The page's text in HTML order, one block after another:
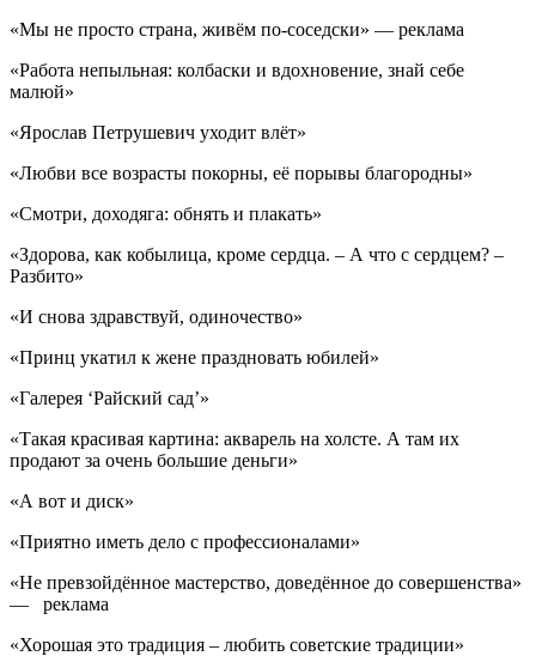
«Мы не просто страна, живём по-соседски» — реклама
«Работа непыльная: колбаски и вдохновение, знай себе
малюй»
«Ярослав Петрушевич уходит влёт»
«Любви все возрасты покорны, её порывы благородны»
«Смотри, доходяга: обнять и плакать»
«Здорова, как кобылица, кроме сердца. – А что с сердцем? –
Разбито»
«И снова здравствуй, одиночество»
«Принц укатил к жене праздновать юбилей»
«Галерея ‘Райский сад’»
«Такая красивая картина: акварель на холсте. А там их
продают за очень большие деньги»
«А вот и диск»
«Приятно иметь дело с профессионалами»
«Не превзойдённое мастерство, доведённое до совершенства»
— реклама
«Хорошая это традиция – любить советские традиции»